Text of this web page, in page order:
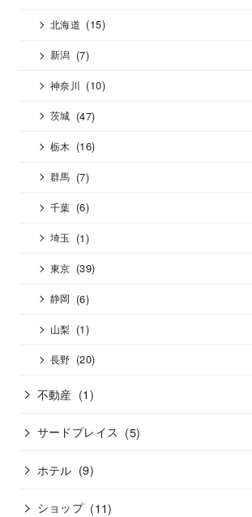
北海道 (15)
新潟 (7)
神奈川 (10)
茨城 (47)
栃木 (16)
群馬 (7)
千葉 (6)
埼玉 (1)
東京 (39)
静岡 (6)
山梨 (1)
長野 (20)
不動産 (1)
サードプレイス (5)
ホテル (9)
ショップ (11)